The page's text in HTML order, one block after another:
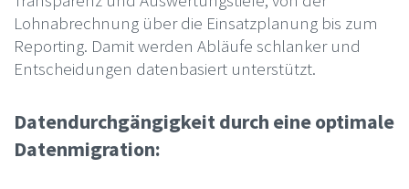
Lohnabrechnung über die Einsatzplanung bis zum
Reporting. Damit werden Abläufe schlanker und
Entscheidungen datenbasiert unterstützt.
Datendurchgängigkeit durch eine optimale
Datenmigration: